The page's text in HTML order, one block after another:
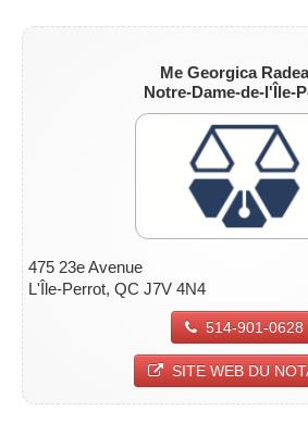
Me Georgica
Notre-Dame-de-l'Île-
475 23e Avenue
L'Île-Perrot, QC J7V 4N4
514-901-0628
SITE WEB DU